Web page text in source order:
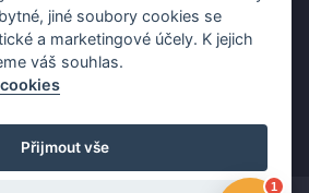
víkendovku ty nejlepší ceny z letáku!
jiné soubory cookies se
a marketingové účely. K jejich
váš souhlas.
Přijmout vše